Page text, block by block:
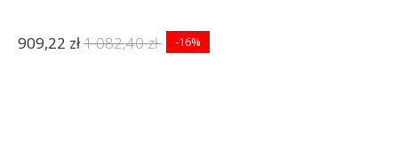
909,22 zł1 082,40 zł -16%